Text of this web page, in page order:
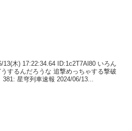
13(木) 17:22:34.64 ID:1c2T7Al80 いろん
するんだろうな 追撃めっちゃする撃破
星穹列車速報 2024/06/13...